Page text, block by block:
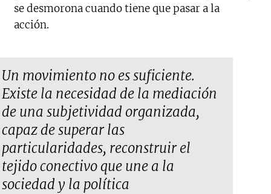
se desmorona cuando tiene que pasar a la
acción.
Un movimiento no es suficiente.
Existe la necesidad de la mediación
de una subjetividad organizada,
capaz de superar las
particularidades, reconstruir el
tejido conectivo que une a la
sociedad y la política